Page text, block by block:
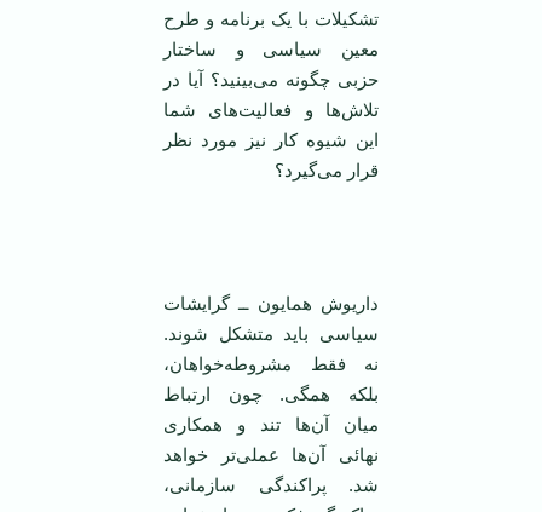
تشکیلات با یک برنامه و طرح
معین سیاسی و ساختار
حزبی چگونه می‌بینید؟ آیا در
تلاش‌ها و فعالیت‌های شما
این شیوه کار نیز مورد نظر
قرار می‌گیرد؟
داریوش همایون ــ گرایشات
سیاسی باید متشکل شوند.
نه فقط مشروطه‌خواهان،
بلکه همگی. چون ارتباط
میان آن‌ها تند و همکاری
نهائی آن‌ها عملی‌تر خواهد
شد. پراکندگی سازمانی،